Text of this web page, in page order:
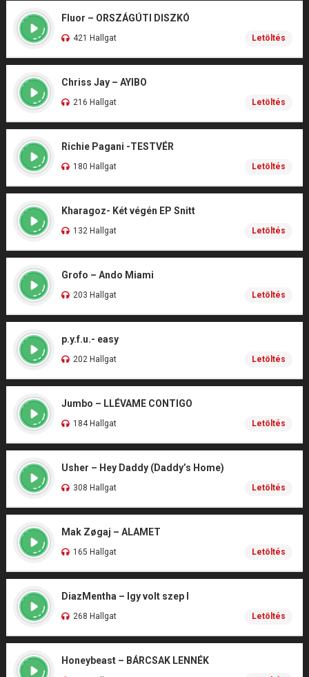
Fluor – ORSZÁGÚTI DISZKÓ
421 Hallgat Letöltés
Chriss Jay – AYIBO
216 Hallgat Letöltés
Richie Pagani -TESTVÉR
180 Hallgat Letöltés
Kharagoz- Két végén EP Snitt
132 Hallgat Letöltés
Grofo – Ando Miami
203 Hallgat Letöltés
p.y.f.u.- easy
202 Hallgat Letöltés
Jumbo – LLÉVAME CONTIGO
184 Hallgat Letöltés
Usher – Hey Daddy (Daddy’s Home)
308 Hallgat Letöltés
Mak Zøgaj – ALAMET
165 Hallgat Letöltés
DiazMentha – Igy volt szep I
268 Hallgat Letöltés
Honeybeast – BÁRCSAK LENNÉK